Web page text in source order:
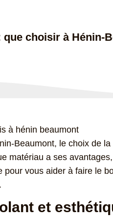
choisir à Hénin-
Beaumont, le choix de la
matériau a ses
vous aider à faire le
et